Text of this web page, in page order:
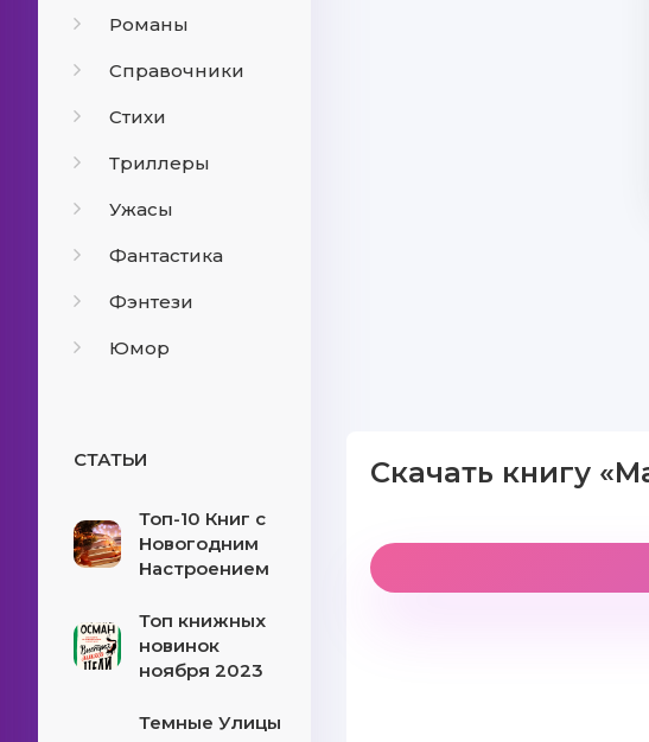
Романы
Справочники
Стихи
Триллеры
Ужасы
Фантастика
Фэнтези
Юмор
СТАТЬИ
Топ-10 Книг с
Новогодним
Настроением
Топ книжных
новинок
ноября 2023
Темные Улицы
Скачать книгу